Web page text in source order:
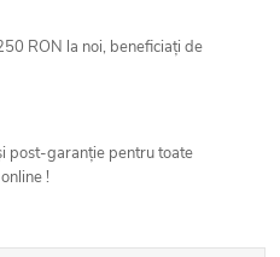
RON la noi, beneficiați de
post-garanție pentru toate
!